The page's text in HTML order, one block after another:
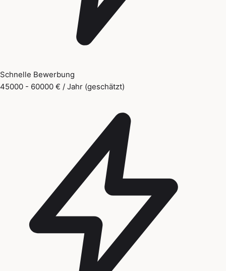
Schnelle Bewerbung
45000 - 60000 € / Jahr (geschätzt)